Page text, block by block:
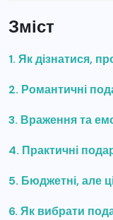
Зміст
1. Як дізнатися,
2. Романтичні
3. Враження та
4. Практичні
5. Бюджетні, але
6. Як вибрати